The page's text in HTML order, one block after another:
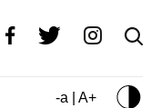
-a | A+